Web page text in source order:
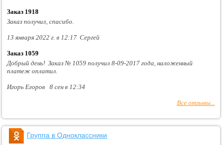
Заказ 1918
Заказ получил, спасибо.
13 января 2022 г. в 12:17 Сергей
Заказ 1059
Добрый день! Заказ № 1059 получил 8-09-2017 года, наложенный
платеж оплатил.
Игорь Егоров 8 сен в 12:34
Все отзывы...
Группа в Одноклассники